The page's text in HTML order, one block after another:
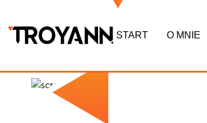
START O MNIE